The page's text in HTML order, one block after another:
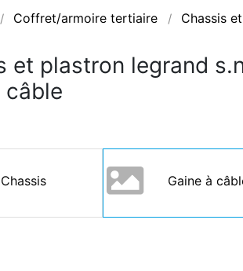
Coffret/armoire tertiaire Chassis
et plastron legrand
câble
Chassis Gaine à